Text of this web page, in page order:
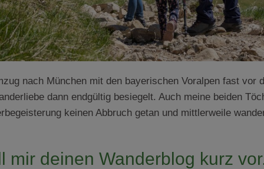
nach München mit den bayerischen Voralpen fast vor
dann endgültig besiegelt. Auch meine beiden
keinen Abbruch getan und mittlerweile
mir deinen Wanderblog kurz